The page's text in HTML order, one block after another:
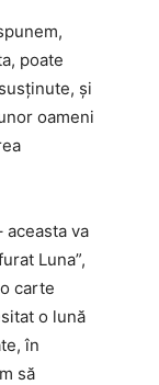
poate
și
oameni
aceasta va
Luna”,
carte
o lună
în
să